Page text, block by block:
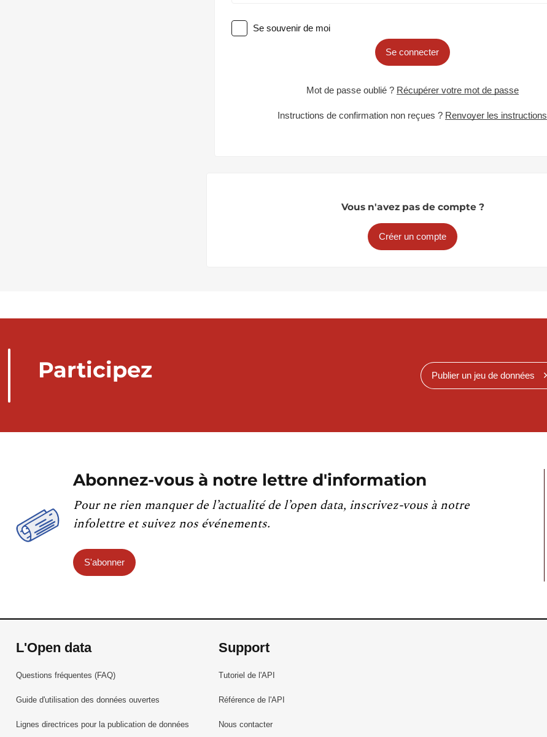
Se souvenir de moi
Se connecter
Mot de passe oublié ? Récupérer votre mot de passe
Instructions de confirmation non reçues ? Renvoyer les instructions
Vous n'avez pas de compte ?
Créer un compte
Participez Publier un jeu de données
Abonnez-vous à notre lettre d'information
Pour ne rien manquer de l’actualité de l’open data, inscrivez-vous à notre
infolettre et suivez nos événements.
S'abonner
L'Open data
Questions fréquentes (FAQ)
Guide d'utilisation des données ouvertes
Lignes directrices pour la publication de données
Support
Tutoriel de l'API
Référence de l'API
Nous contacter